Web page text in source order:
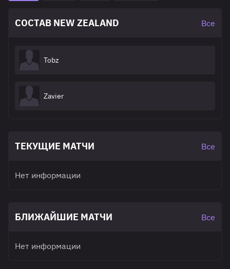
СОСТАВ NEW ZEALAND Все
Tobz
Zavier
ТЕКУЩИЕ МАТЧИ Все
Нет информации
БЛИЖАЙШИЕ МАТЧИ Все
Нет информации